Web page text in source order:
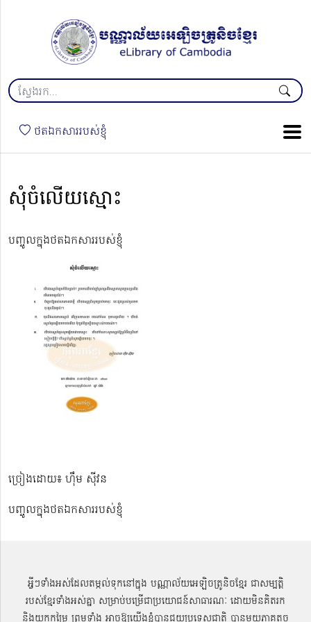
ថតឯកសាររបស់ខ្ញុំ
សុំចំលើយស្មោះ
បញ្ចូលក្នុងថតឯកសាររបស់ខ្ញុំ
ច្រៀងដោយ៖ ហ៊ឹម ស៊ីវន
បញ្ចូលក្នុងថតឯកសាររបស់ខ្ញុំ
អ្វីៗទាំងអស់ដែលតម្កល់ទុកនៅក្នុង បណ្ណាល័យអេឡិចត្រូនិចខ្មែរ ជាសម្បតិ្ត
របស់ខ្មែរទាំងអស់គ្នា សម្រាប់បម្រើជាប្រយោជន៍សាធារណៈ ដោយមិនគិតរក